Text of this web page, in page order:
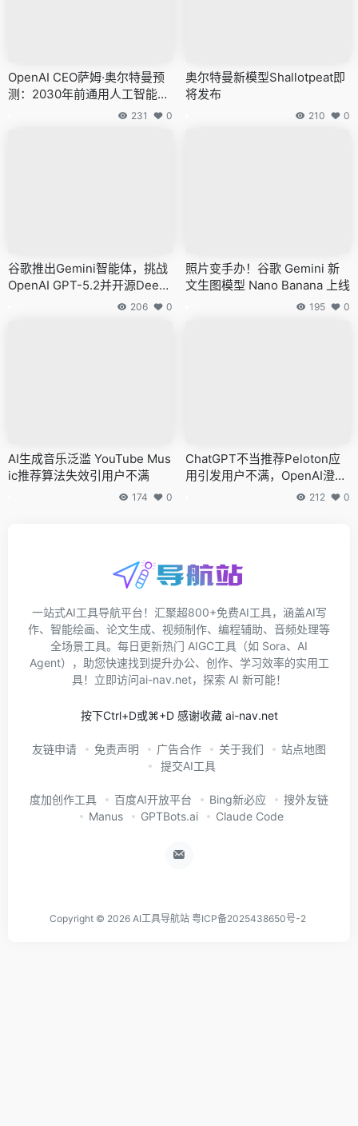
OpenAI CEO萨姆·奥尔特曼预
测：2030年前通用人工智能到
来，AI或取代40%人类工作
231 0
奥尔特曼新模型Shallotpeat即
将发布
210 0
谷歌推出Gemini智能体，挑战
OpenAI GPT-5.2并开源Deep
206 0
照片变手办！谷歌 Gemini 新
文生图模型 Nano Banana 上线
195 0
AI生成音乐泛滥 YouTube Mus
ic推荐算法失效引用户不满
174 0
ChatGPT不当推荐Peloton应
用引发用户不满，OpenAI澄清
212 0
一站式AI工具导航平台！汇聚超800+免费AI工具，涵盖AI写
作、智能绘画、论文生成、视频制作、编程辅助、音频处理等
全场景工具。每日更新热门 AIGC工具（如 Sora、AI
Agent），助您快速找到提升办公、创作、学习效率的实用工
具！立即访问ai-nav.net，探索 AI 新可能！
按下Ctrl+D或⌘+D 感谢收藏 ai-nav.net
友链申请 免责声明 广告合作 关于我们
站点地图
提交AI工具
度加创作工具 百度AI开放平台 Bing新必应
搜外友链
Manus
GPTBots.ai Claude Code
Copyright © 2026 AI工具导航站 粤ICP备2025438650号-2